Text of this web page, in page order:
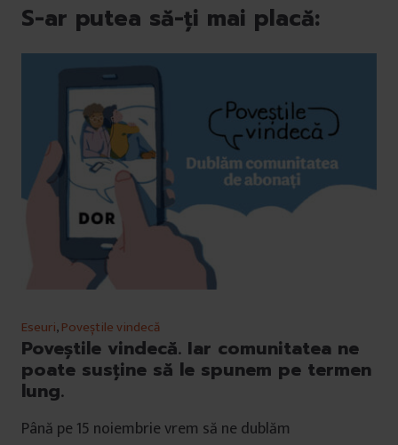
S-ar putea să-ți mai placă:
Eseuri,Poveștile vindecă
Poveștile vindecă. Iar comunitatea ne
poate susține să le spunem pe termen
lung.
Până pe 15 noiembrie vrem să ne dublăm